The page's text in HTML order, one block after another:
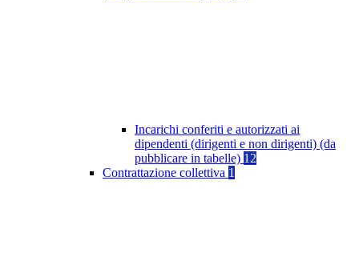
Incarichi conferiti e autorizzati ai
dipendenti (dirigenti e non dirigenti) (da
pubblicare in tabelle) 12
Contrattazione collettiva 1